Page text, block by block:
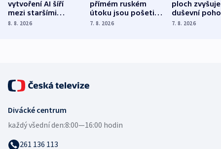
vytvoření AI šíří
mezi staršími
Poláky nebezpečné
8. 8. 2026
přímém ruském
útoku jsou pošetilé,
míní estonský
7. 8. 2026
ploch zvyšuje
duševní
ukázala
7. 8. 2026
Divácké centrum
každý všední den:8:00—16:00 hodin
261 136 113